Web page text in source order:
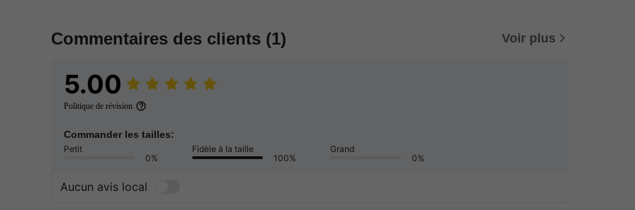
Commentaires des clients (1) Voir plus
5.00
Politique de révision
Commander les tailles:
Petit
0%
Fidèle à la taille
100%
Grand
0%
Aucun avis local